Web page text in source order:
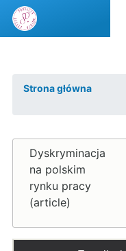
Przejdź do treści
Strona główna
Dyskryminacja
na polskim
rynku pracy
(article)